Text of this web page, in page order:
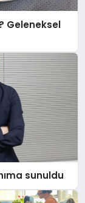
Geleneksel
sunuldu